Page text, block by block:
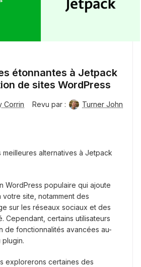
étonnantes à Jetpack
de sites WordPress
Corrin Revu par : Turner John
alternatives à Jetpack
WordPress populaire qui ajoute
site, notamment des
sur les réseaux sociaux et des
Cependant, certains utilisateurs
de fonctionnalités avancées au-
explorerons certaines des